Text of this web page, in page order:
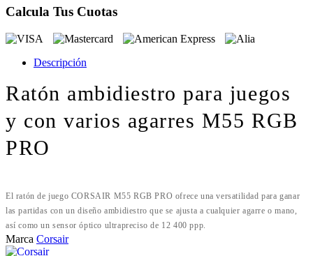
Calcula Tus Cuotas
Descripción
Ratón ambidiestro para juegos
y con varios agarres M55 RGB
PRO
El ratón de juego CORSAIR M55 RGB PRO ofrece una versatilidad para ganar
las partidas con un diseño ambidiestro que se ajusta a cualquier agarre o mano,
así como un sensor óptico ultrapreciso de 12 400 ppp.
Marca Corsair